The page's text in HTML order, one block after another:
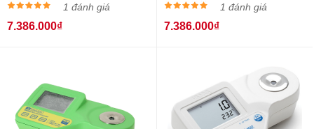
1 đánh giá
7.386.000₫
1 đánh giá
7.386.000₫